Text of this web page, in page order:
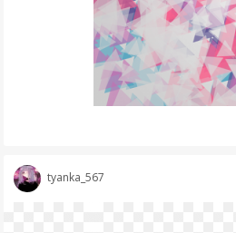
tyanka_567